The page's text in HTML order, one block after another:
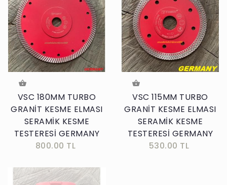
VSC 180MM TURBO
GRANİT KESME ELMASI
SERAMİK KESME
TESTERESİ GERMANY
800.00 TL
VSC 115MM TURBO
GRANİT KESME ELMASI
SERAMİK KESME
TESTERESİ GERMANY
530.00 TL